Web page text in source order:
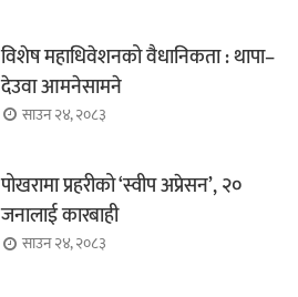
विशेष महाधिवेशनको वैधानिकता : थापा–
देउवा आमनेसामने
साउन २४, २०८३
पोखरामा प्रहरीको ‘स्वीप अप्रेसन’, २०
जनालाई कारबाही
साउन २४, २०८३